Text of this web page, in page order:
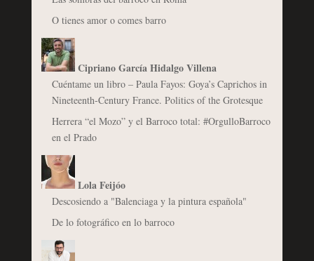
O tienes amor o comes barro
Cipriano García Hidalgo Villena
Cuéntame un libro – Paula Fayos: Goya’s Caprichos in
Nineteenth-Century France. Politics of the Grotesque
Herrera “el Mozo” y el Barroco total: #OrgulloBarroco
en el Prado
Lola Feijóo
Descosiendo a "Balenciaga y la pintura española"
De lo fotográfico en lo barroco